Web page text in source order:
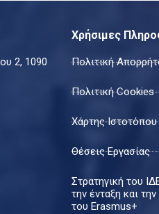
2, 1090
Χρήσιμες
Πολιτική
Πολιτική Cookies
Χάρτης Ιστοτόπου
Θέσεις Εργασίας
Στρατηγική του
την ένταξη και
του Erasmus+